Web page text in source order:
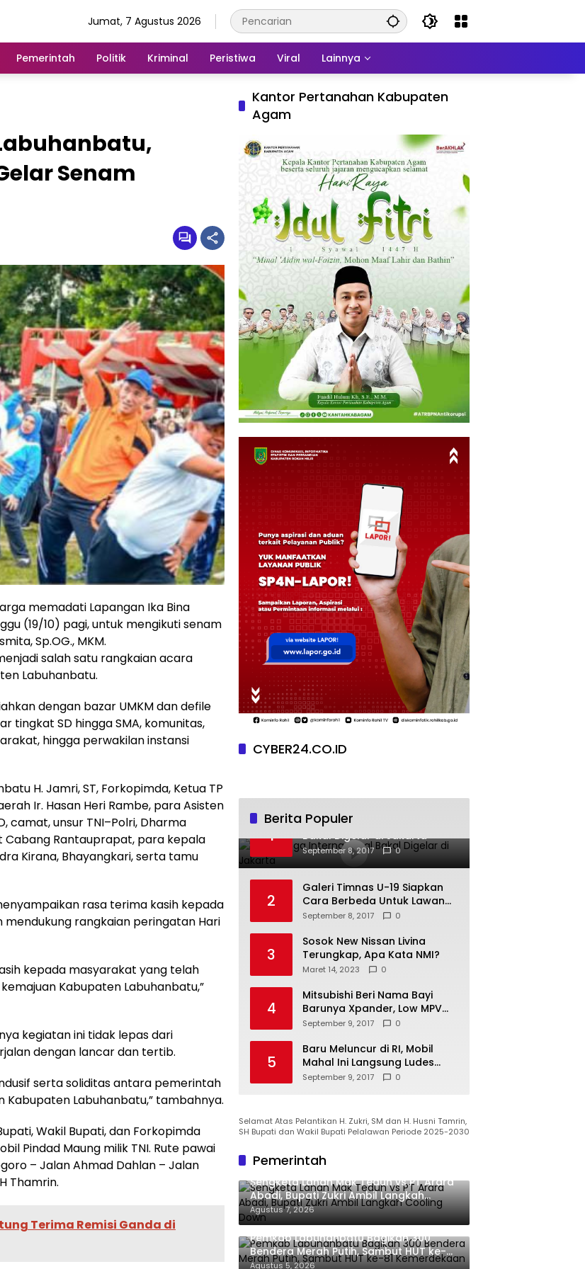
Jumat, 7 Agustus 2026
Pemerintah Politik Kriminal Peristiwa Viral Lainnya
Senam
memadati Lapangan Ika Bina
(19/10) pagi, untuk mengikuti senam
Sp.OG., MKM.
salah satu rangkaian acara
Labuhanbatu.
dengan bazar UMKM dan defile
tingkat SD hingga SMA, komunitas,
hingga perwakilan instansi
H. Jamri, ST, Forkopimda, Ketua TP
Ir. Hasan Heri Rambe, para Asisten
camat, unsur TNI–Polri, Dharma
Cabang Rantauprapat, para kepala
Kirana, Bhayangkari, serta tamu
rasa terima kasih kepada
rangkaian peringatan Hari
kepada masyarakat yang telah
Kabupaten Labuhanbatu,”
kegiatan ini tidak lepas dari
dengan lancar dan tertib.
serta soliditas antara pemerintah
Labuhanbatu,” tambahnya.
Wakil Bupati, dan Forkopimda
Pindad Maung milik TNI. Rute pawai
– Jalan Ahmad Dahlan – Jalan
Thamrin.
Terima Remisi Ganda di
Kantor Pertanahan Kabupaten
Agam
CYBER24.CO.ID
Berita Populer
1
Pesta Yoga Internasional
Bakal Digelar di Jakarta
September 8, 2017 0
2
Galeri Timnas U-19 Siapkan
Cara Berbeda Untuk Lawan
Vietnam
September 8, 2017 0
3
Sosok New Nissan Livina
Terungkap, Apa Kata NMI?
Maret 14, 2023 0
4
Mitsubishi Beri Nama Bayi
Barunya Xpander, Low MPV
Pesaing Avanza cs
September 9, 2017 0
5
Baru Meluncur di RI, Mobil
Mahal Ini Langsung Ludes
Terjual
September 9, 2017 0
Selamat Atas Pelantikan H. Zukri, SM dan H. Husni Tamrin,
SH Bupati dan Wakil Bupati Pelalawan Periode 2025-2030
Pemerintah
Sengketa Lahan Mak Teduh vs PT Arara
Abadi, Bupati Zukri Ambil Langkah
Cooling Down
Agustus 7, 2026
Pemkab Labuhanbatu Bagikan 300
Bendera Merah Putih, Sambut HUT ke-81
Kemerdekaan RI
Agustus 5, 2026